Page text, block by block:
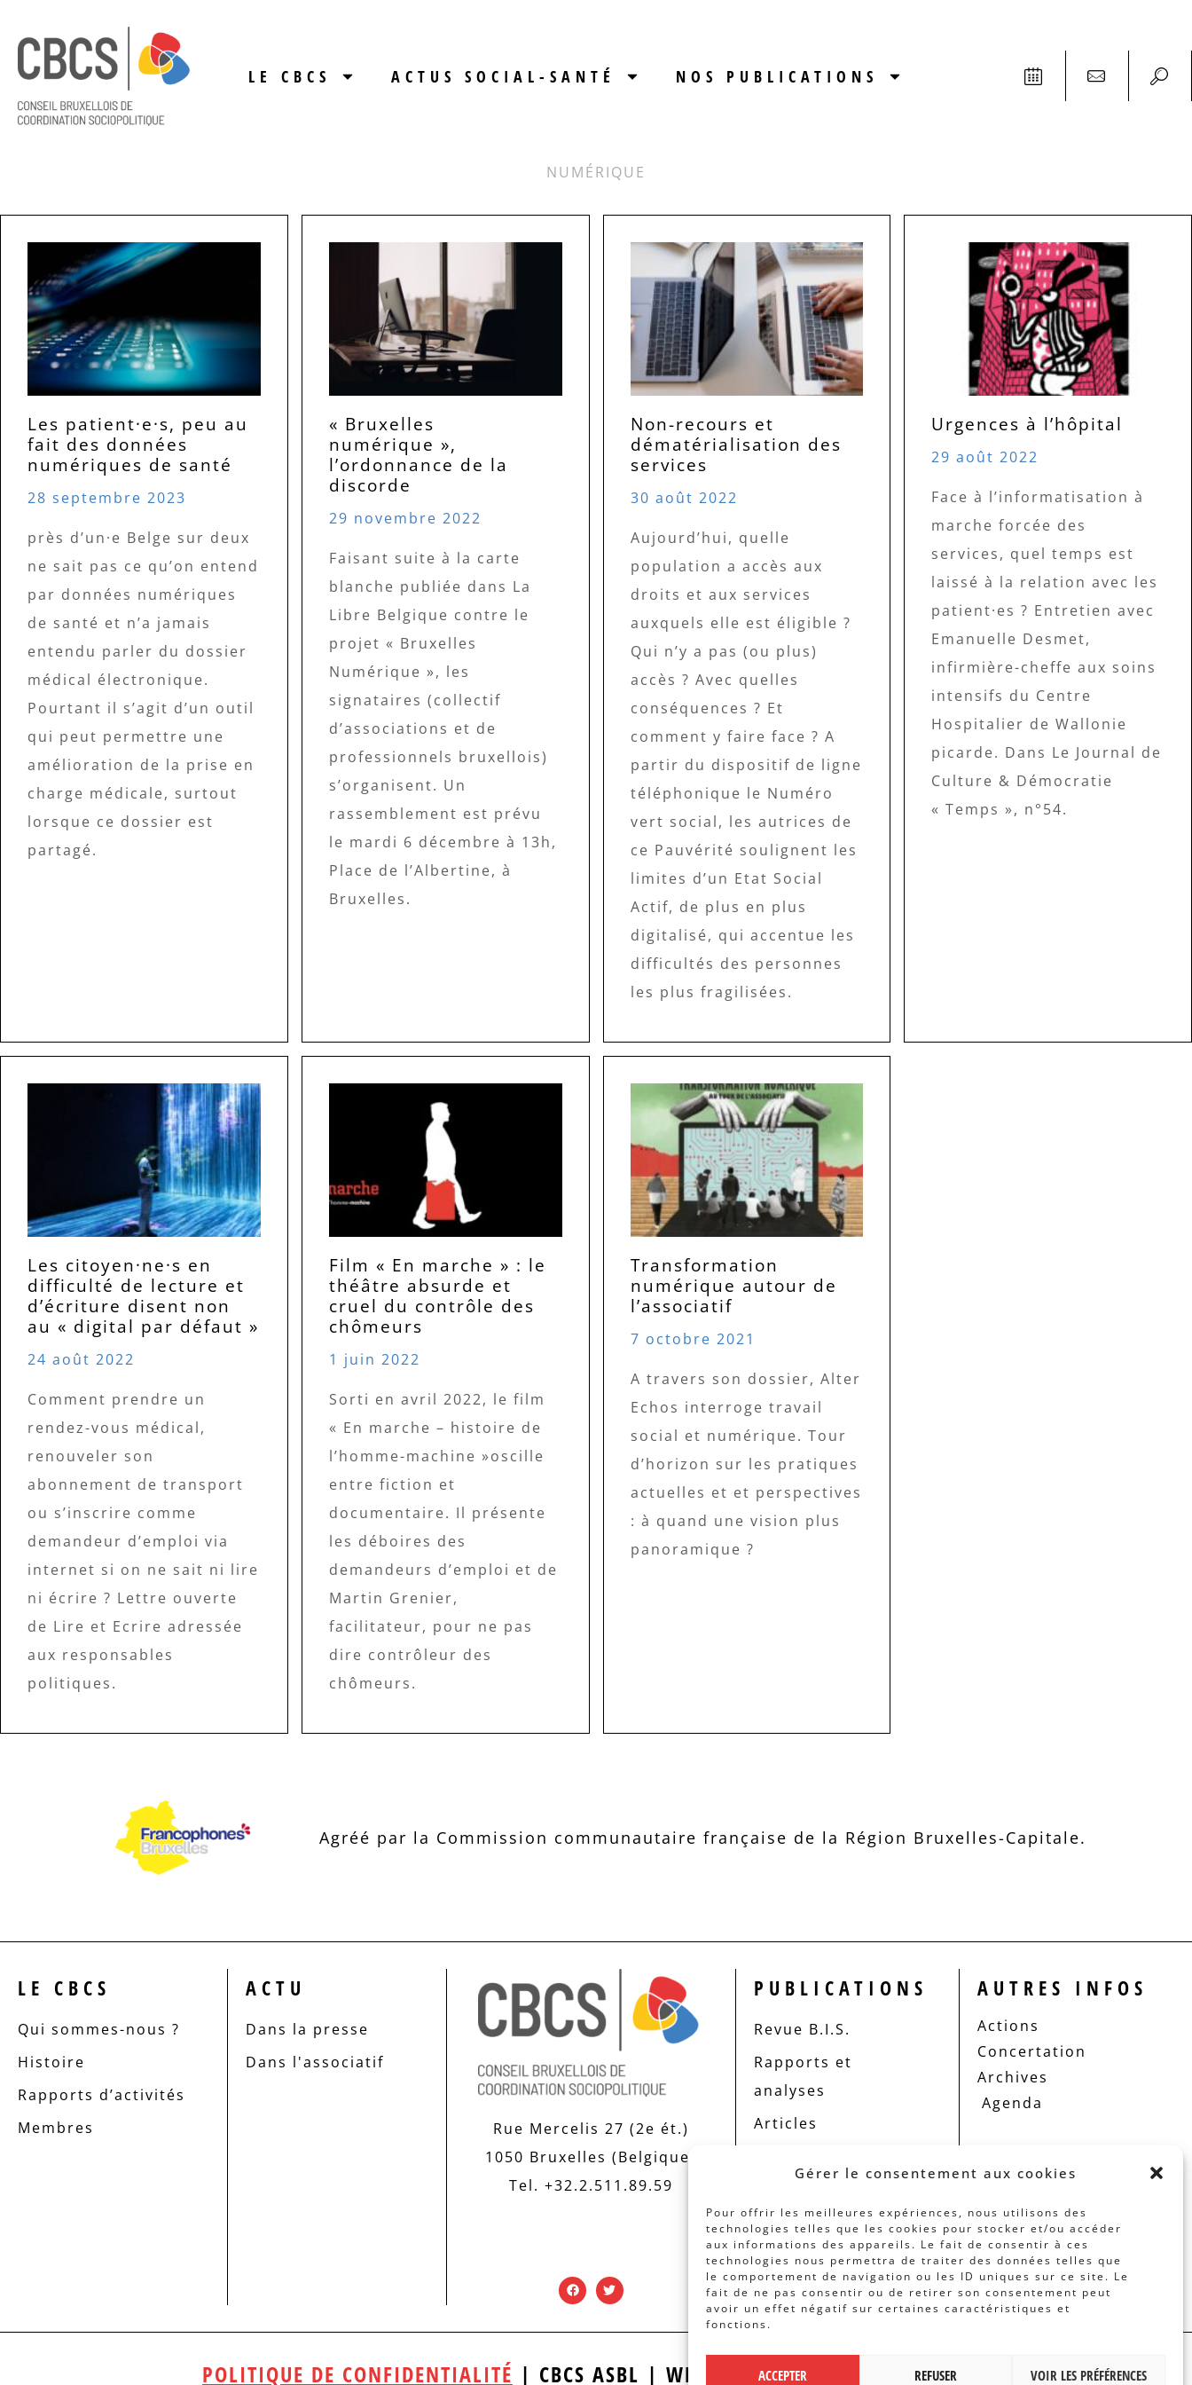
Gérer le consentement aux cookies
Pour offrir les meilleures expériences, nous utilisons des
technologies telles que les cookies pour stocker et/ou accéder
aux informations des appareils. Le fait de consentir à ces
technologies nous permettra de traiter des données telles que
le comportement de navigation ou les ID uniques sur ce site. Le
fait de ne pas consentir ou de retirer son consentement peut
avoir un effet négatif sur certaines caractéristiques et
fonctions.
ACCEPTER REFUSER VOIR LES PRÉFÉRENCES
LE CBCS ACTUS SOCIAL-SANTÉ NOS PUBLICATIONS
NUMÉRIQUE
Les patient·e·s, peu au
fait des données
numériques de santé
28 septembre 2023
près d’un·e Belge sur deux
ne sait pas ce qu’on entend
par données numériques
de santé et n’a jamais
entendu parler du dossier
médical électronique.
Pourtant il s’agit d’un outil
qui peut permettre une
amélioration de la prise en
charge médicale, surtout
lorsque ce dossier est
partagé.
« Bruxelles
numérique »,
l’ordonnance de la
discorde
29 novembre 2022
Faisant suite à la carte
blanche publiée dans La
Libre Belgique contre le
projet « Bruxelles
Numérique », les
signataires (collectif
d’associations et de
professionnels bruxellois)
s’organisent. Un
rassemblement est prévu
le mardi 6 décembre à 13h,
Place de l’Albertine, à
Bruxelles.
Non-recours et
dématérialisation des
services
30 août 2022
Aujourd’hui, quelle
population a accès aux
droits et aux services
auxquels elle est éligible ?
Qui n’y a pas (ou plus)
accès ? Avec quelles
conséquences ? Et
comment y faire face ? A
partir du dispositif de ligne
téléphonique le Numéro
vert social, les autrices de
ce Pauvérité soulignent les
limites d’un Etat Social
Actif, de plus en plus
digitalisé, qui accentue les
difficultés des personnes
les plus fragilisées.
Urgences à l’hôpital
29 août 2022
Face à l’informatisation à
marche forcée des
services, quel temps est
laissé à la relation avec les
patient·es ? Entretien avec
Emanuelle Desmet,
infirmière-cheffe aux soins
intensifs du Centre
Hospitalier de Wallonie
picarde. Dans Le Journal de
Culture & Démocratie
« Temps », n°54.
Les citoyen·ne·s en
difficulté de lecture et
d’écriture disent non
au « digital par défaut »
24 août 2022
Comment prendre un
rendez-vous médical,
renouveler son
abonnement de transport
ou s’inscrire comme
demandeur d’emploi via
internet si on ne sait ni lire
ni écrire ? Lettre ouverte
de Lire et Ecrire adressée
aux responsables
politiques.
Film « En marche » : le
théâtre absurde et
cruel du contrôle des
chômeurs
1 juin 2022
Sorti en avril 2022, le film
« En marche – histoire de
l’homme-machine »oscille
entre fiction et
documentaire. Il présente
les déboires des
demandeurs d’emploi et de
Martin Grenier,
facilitateur, pour ne pas
dire contrôleur des
chômeurs.
Transformation
numérique autour de
l’associatif
7 octobre 2021
A travers son dossier, Alter
Echos interroge travail
social et numérique. Tour
d’horizon sur les pratiques
actuelles et et perspectives
: à quand une vision plus
panoramique ?
Agréé par la Commission communautaire française de la Région Bruxelles-Capitale.
LE CBCS
Qui sommes-nous ?
Histoire
Rapports d’activités
Membres
ACTU
Dans la presse
Dans l'associatif
Rue Mercelis 27 (2e ét.)
1050 Bruxelles (Belgique)
Tel. +32.2.511.89.59
PUBLICATIONS
Revue B.I.S.
Rapports et
analyses
Articles
AUTRES INFOS
Actions
Concertation
Archives
Agenda
POLITIQUE DE CONFIDENTIALITÉ | CBCS ASBL | WEBDESIGN PAR BANLIEUES ASBL